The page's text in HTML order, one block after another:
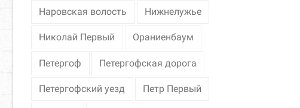
Наровская волость Нижнелужье
Николай Первый Ораниенбаум
Петергоф Петергофская дорога
Петергофский уезд Петр Первый